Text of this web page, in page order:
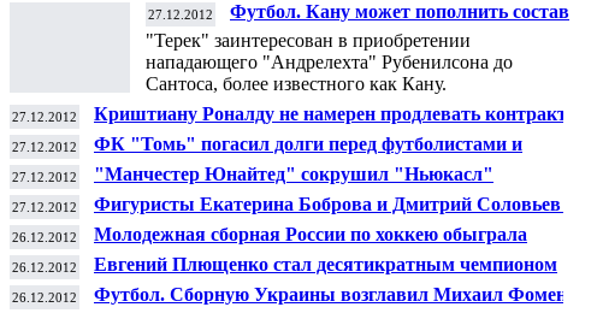
27.12.2012
Футбол. Кану может пополнить состав
"Терек" заинтересован в приобретении
нападающего "Андрелехта" Рубенилсона до
Сантоса, более известного как Кану.
27.12.2012
Криштиану Роналду не намерен продлевать контракт с
мадридским "Реалом"
27.12.2012
ФК "Томь" погасил долги перед футболистами и
сотрудниками - Фоменко
27.12.2012 "Манчестер Юнайтед" сокрушил "Ньюкасл"
27.12.2012
Фигуристы Екатерина Боброва и Дмитрий Соловьев -
чемпионы России в танцах на льду
26.12.2012
Молодежная сборная России по хоккею обыграла
словаков на старте ЧМ
26.12.2012
Евгений Плющенко стал десятикратным чемпионом
России
26.12.2012 Футбол. Сборную Украины возглавил Михаил Фоменко